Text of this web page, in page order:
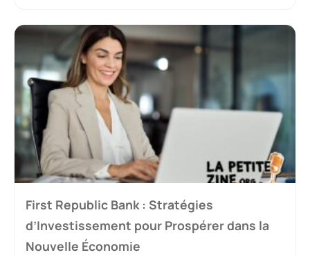
First Republic Bank : Stratégies
d’Investissement pour Prospérer dans la
Nouvelle Économie